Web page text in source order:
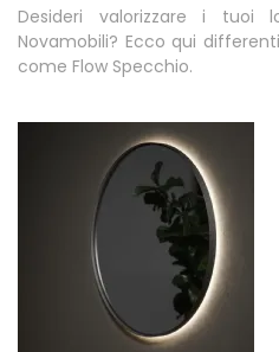
Desideri valorizzare i tuoi
Novamobili? Ecco qui
come Flow Specchio.